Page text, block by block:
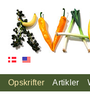
Opskrifter Artikler